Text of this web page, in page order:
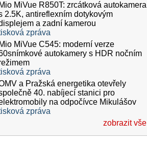
Mio MiVue R850T: zrcátková autokamera
2.5K, antireflexním dotykovým
a zadní kamerou
zpráva
Mio MiVue C545: moderní verze
autokamery s HDR nočním
zpráva
a Pražská energetika otevřely
40. nabíjecí stanici pro
na odpočívce Mikulášov
zpráva
zobrazit vše